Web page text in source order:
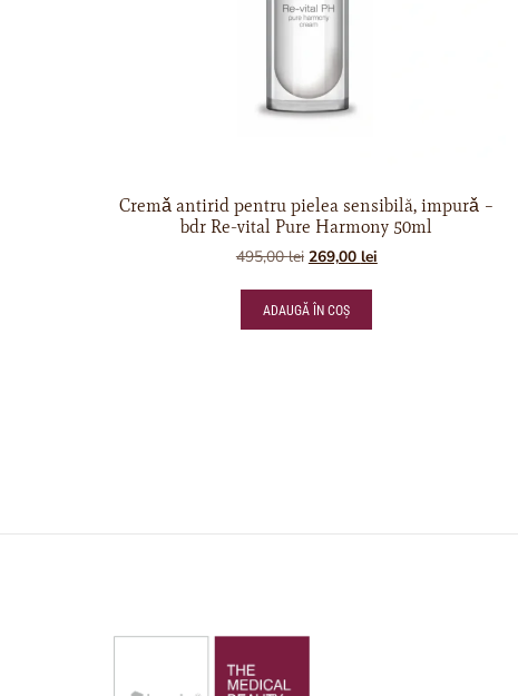
Cremǎ antirid pentru pielea sensibilă, impurǎ –
bdr Re-vital Pure Harmony 50ml
495,00lei 269,00 lei
ADAUGĂ ÎN COȘ